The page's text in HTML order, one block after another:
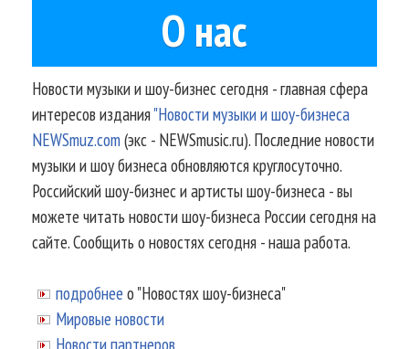
О нас
Новости музыки и шоу-бизнес сегодня - главная сфера
интересов издания"Новости музыки и шоу-бизнеса
NEWSmuz.com(экс - NEWSmusic.ru). Последние новости
музыки и шоу бизнеса обновляются круглосуточно.
Российский шоу-бизнес и артисты шоу-бизнеса - вы
можете читать новости шоу-бизнеса России сегодня на
сайте. Сообщить о новостях сегодня - наша работа.
подробнее о "Новостях шоу-бизнеса"
Мировые новости
Новости партнеров